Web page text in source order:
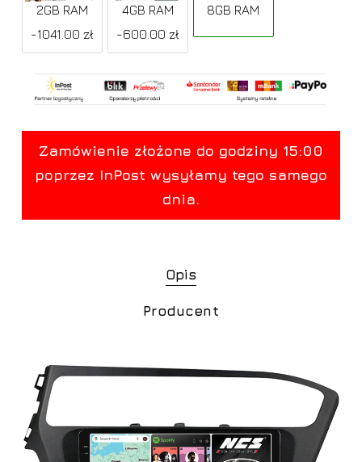
2GB RAM
-1041.00 zł
4GB RAM
-600.00 zł
8GB RAM
Opis
Producent